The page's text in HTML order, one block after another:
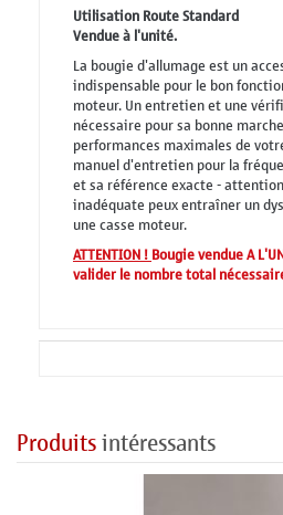
Utilisation Route Standard
Vendue à l'unité.
La bougie d'allumage est un
indispensable pour le bon
moteur. Un entretien et une
nécessaire pour sa bonne
performances maximales de
manuel d'entretien pour la
et sa référence exacte -
inadéquate peux entraîner un
une casse moteur.
ATTENTION !Bougie vendue A
valider le nombre total
Produitsintéressants